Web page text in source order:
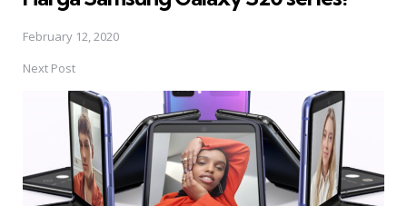
February 12, 2020
Next Post